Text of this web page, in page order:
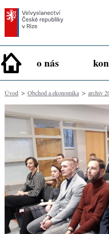
o nás
Úvod> Obchod a ekonomika> archiv